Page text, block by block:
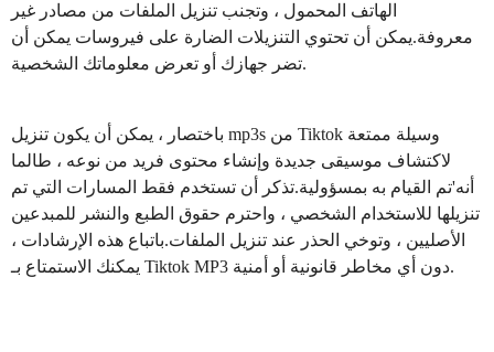
الهاتف المحمول ، وتجنب تنزيل الملفات من مصادر غير
معروفة.يمكن أن تحتوي التنزيلات الضارة على فيروسات يمكن أن
تضر جهازك أو تعرض معلوماتك الشخصية.
باختصار ، يمكن أن يكون تنزيل mp3s من Tiktok وسيلة ممتعة
لاكتشاف موسيقى جديدة وإنشاء محتوى فريد من نوعه ، طالما
أنه'تم القيام به بمسؤولية.تذكر أن تستخدم فقط المسارات التي تم
تنزيلها للاستخدام الشخصي ، واحترم حقوق الطبع والنشر للمبدعين
الأصليين ، وتوخي الحذر عند تنزيل الملفات.باتباع هذه الإرشادات ،
يمكنك الاستمتاع بـ Tiktok MP3 دون أي مخاطر قانونية أو أمنية.